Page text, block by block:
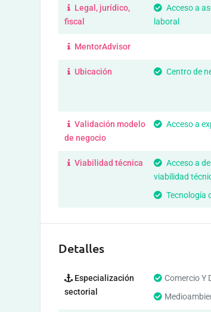
Legal, jurídico,
fiscal
Acceso a
laboral
MentorAdvisor
Ubicación Centro de
Validación modelo
de negocio
Acceso a
Viabilidad técnica
Acceso a
viabilidad
Tecnología
Detalles
Especialización
sectorial
Comercio Y